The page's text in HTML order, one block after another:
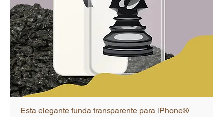
Esta elegante funda transparente para iPhone®